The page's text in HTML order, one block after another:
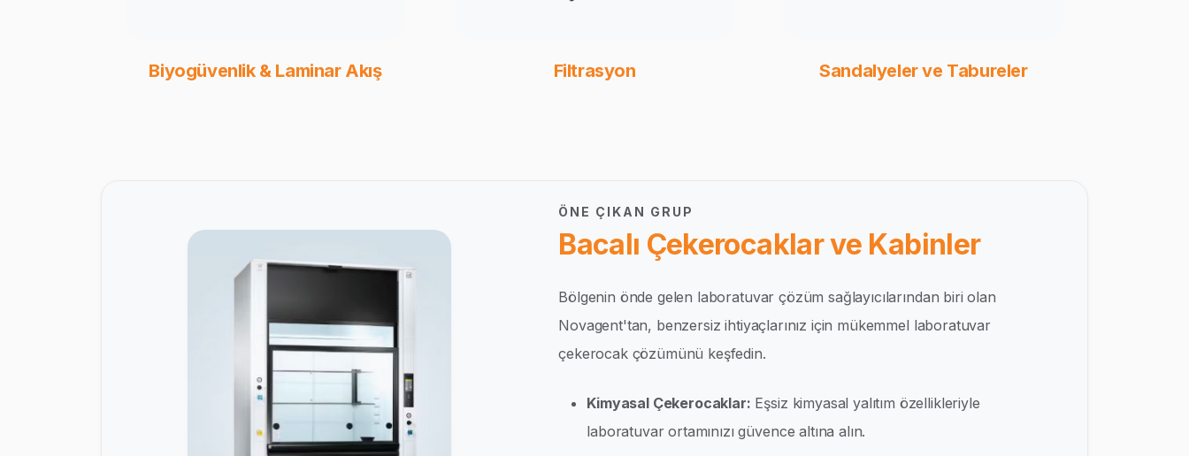
Biyogüvenlik & Laminar Akış Filtrasyon Sandalyeler ve Tabureler
ÖNE ÇIKAN GRUP
Bacalı Çekerocaklar ve Kabinler
Bölgenin önde gelen laboratuvar çözüm sağlayıcılarından biri olan
Novagent'tan, benzersiz ihtiyaçlarınız için mükemmel laboratuvar
çekerocak çözümünü keşfedin.
Kimyasal Çekerocaklar: Eşsiz kimyasal yalıtım özellikleriyle
laboratuvar ortamınızı güvence altına alın.